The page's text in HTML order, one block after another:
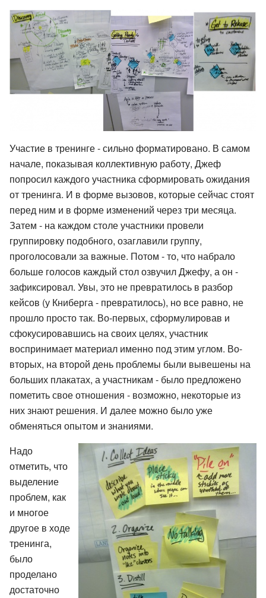
Участие в тренинге - сильно форматировано. В самом
начале, показывая коллективную работу, Джеф
попросил каждого участника сформировать ожидания
от тренинга. И в форме вызовов, которые сейчас стоят
перед ним и в форме изменений через три месяца.
Затем - на каждом столе участники провели
группировку подобного, озаглавили группу,
проголосовали за важные. Потом - то, что набрало
больше голосов каждый стол озвучил Джефу, а он -
зафиксировал. Увы, это не превратилось в разбор
кейсов (у Книберга - превратилось), но все равно, не
прошло просто так. Во-первых, сформулировав и
сфокусировавшись на своих целях, участник
воспринимает материал именно под этим углом. Во-
вторых, на второй день проблемы были вывешены на
больших плакатах, а участникам - было предложено
пометить свое отношения - возможно, некоторые из
них знают решения. И далее можно было уже
обменяться опытом и знаниями.
Надо
отметить, что
выделение
проблем, как
и многое
другое в ходе
тренинга,
было
проделано
достаточно